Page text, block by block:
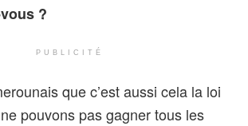
?
PUBLICITÉ
que c’est aussi cela la loi
pouvons pas gagner tous les